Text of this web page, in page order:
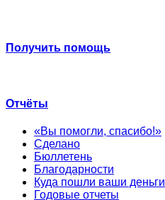
Получить помощь
Отчёты
«Вы помогли, спасибо!»
Сделано
Бюллетень
Благодарности
Куда пошли ваши деньги
Годовые отчеты